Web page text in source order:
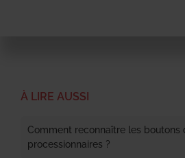
À LIRE AUSSI
Comment reconnaître les boutons
processionnaires ?